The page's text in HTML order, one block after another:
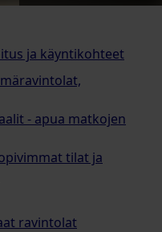
ja käyntikohteet
- apua matkojen
tilat ja
ravintolat